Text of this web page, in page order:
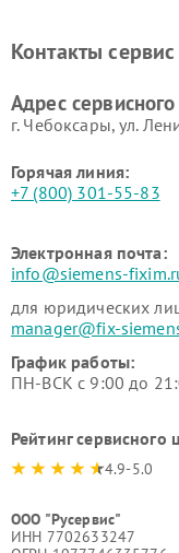
Siemens
Siemens
Контакты
Адрес
г. Чебоксары, ул.
Горячая линия:
+7 (800) 301-55-83
Электронная почта:
info@siemens-
для юридических
manager@fix-
График работы:
ПН-ВСК с 9:00 до
Рейтинг сервисного
4.9-5.0
ООО "Русервис"
ИНН 7702633247